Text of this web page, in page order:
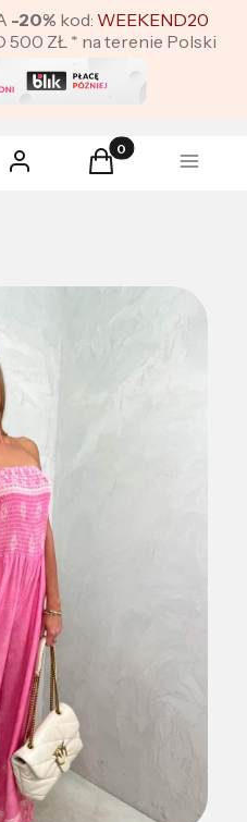
-20% kod: WEEKEND20
500 ZŁ * na terenie Polski
Zaloguj się Produkty w
Koszyk Menu